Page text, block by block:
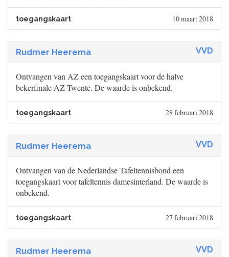
toegangskaart 10 maart 2018
Rudmer Heerema VVD
Ontvangen van AZ een toegangskaart voor de halve
bekerfinale AZ-Twente. De waarde is onbekend.
toegangskaart 28 februari 2018
Rudmer Heerema VVD
Ontvangen van de Nederlandse Tafeltennisbond een
toegangskaart voor tafeltennis damesinterland. De waarde is
onbekend.
toegangskaart 27 februari 2018
Rudmer Heerema VVD